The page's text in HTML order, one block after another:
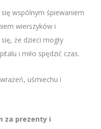
wspólnym śpiewaniem
wierszyków i
że dzieci mogły
i miło spędzić czas.
uśmiechu i
za prezenty i